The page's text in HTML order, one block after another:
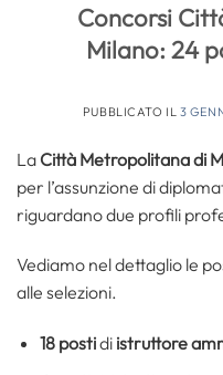
Concorsi
Milano: 24
PUBBLICATO IL 3
La Città Metropolitana di
per l’assunzione di
riguardano due profili
Vediamo nel dettaglio le
alle selezioni.
18 postidi istruttore